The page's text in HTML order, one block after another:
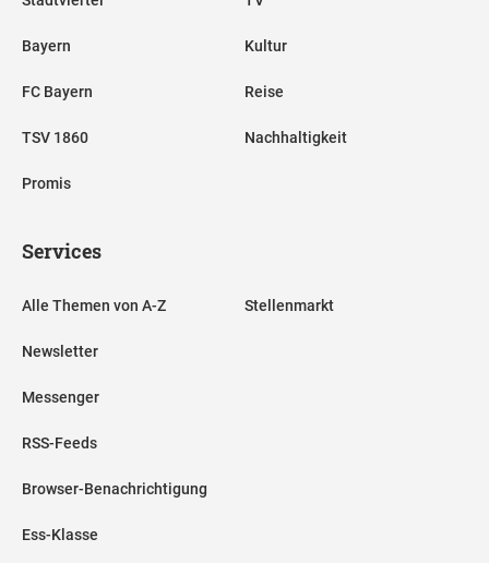
Bayern
FC Bayern
TSV 1860
Promis
Kultur
Reise
Nachhaltigkeit
Services
Alle Themen von A-Z
Newsletter
Messenger
RSS-Feeds
Browser-Benachrichtigung
Ess-Klasse
Stellenmarkt